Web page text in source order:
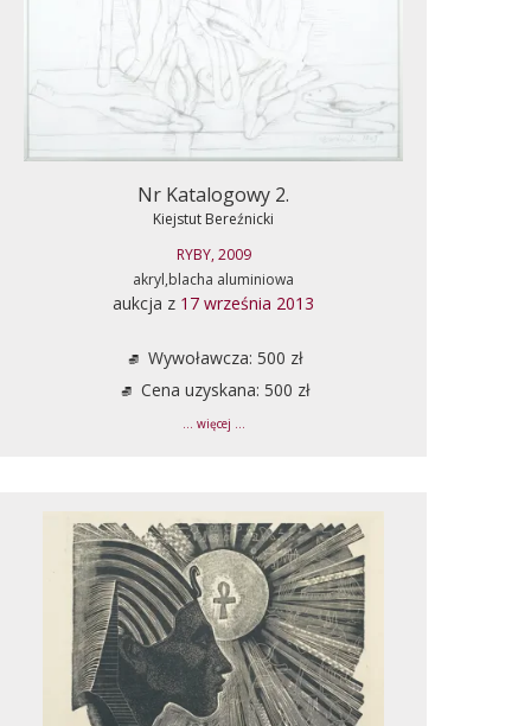
Nr Katalogowy 2.
Kiejstut Bereźnicki
RYBY, 2009
akryl,blacha aluminiowa
aukcja z 17 września 2013
Wywoławcza: 500 zł
Cena uzyskana: 500 zł
... więcej ...